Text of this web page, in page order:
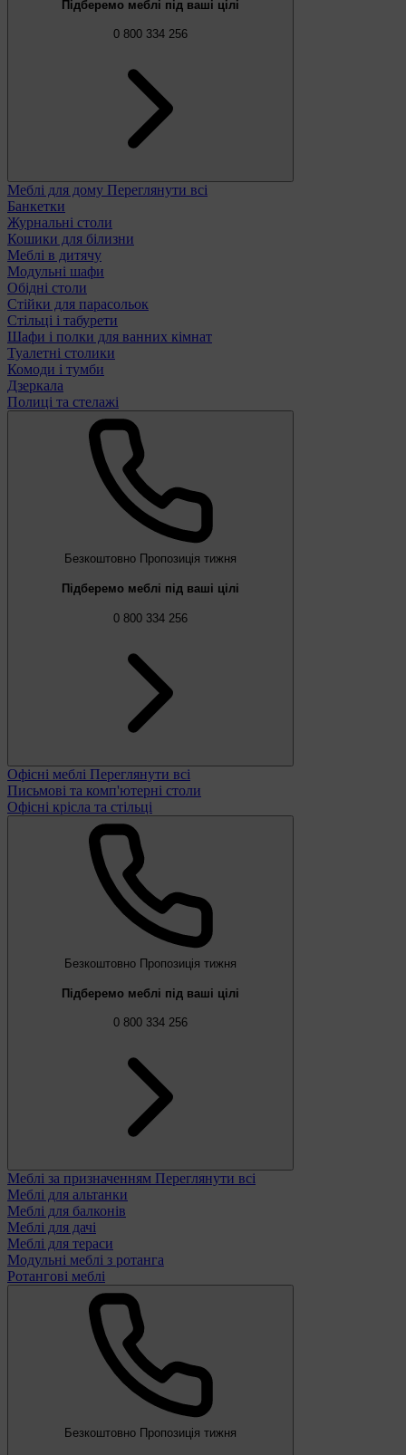
Підберемо меблі під ваші цілі
0 800 334 256
Меблі для дому Переглянути всі
Банкетки
Журнальні столи
Кошики для білизни
Меблі в дитячу
Модульні шафи
Обідні столи
Стійки для парасольок
Стільці і табурети
Шафи і полки для ванних кімнат
Туалетні столики
Комоди і тумби
Дзеркала
Полиці та стелажі
Безкоштовно Пропозиція тижня
Підберемо меблі під ваші цілі
0 800 334 256
Офісні меблі Переглянути всі
Письмові та комп'ютерні столи
Офісні крісла та стільці
Безкоштовно Пропозиція тижня
Підберемо меблі під ваші цілі
0 800 334 256
Меблі за призначенням Переглянути всі
Меблі для альтанки
Меблі для балконів
Меблі для дачі
Меблі для тераси
Модульні меблі з ротанга
Ротангові меблі
Безкоштовно Пропозиція тижня